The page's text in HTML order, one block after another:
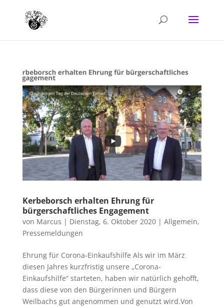
Kerbeborsch erhalten Ehrung für
bürgerschaftliches Engagement
von Marcus | Dienstag, 6. Oktober 2020| Allgemein,
Pressemeldungen
Ehrung für Corona-Einkaufshilfe Als wir im März
diesen Jahres kurzfristig unsere „Corona-
Einkaufshilfe“ starteten, haben wir natürlich gehofft,
dass diese von den Bürgerinnen und Bürgern
Weilbachs gut angenommen und genutzt wird.Von